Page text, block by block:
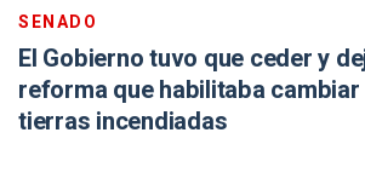
SENADO
El Gobierno tuvo que ceder y
reforma que habilitaba
tierras incendiadas